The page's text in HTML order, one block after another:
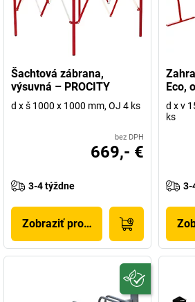
Šachtová zábrana,
výsuvná – PROCITY
d x š 1000 x 1000 mm, OJ 4 ks
bez DPH
669,- €
3-4 týždne
Zobraziť produkt
Eco,
d x v
ks
3-